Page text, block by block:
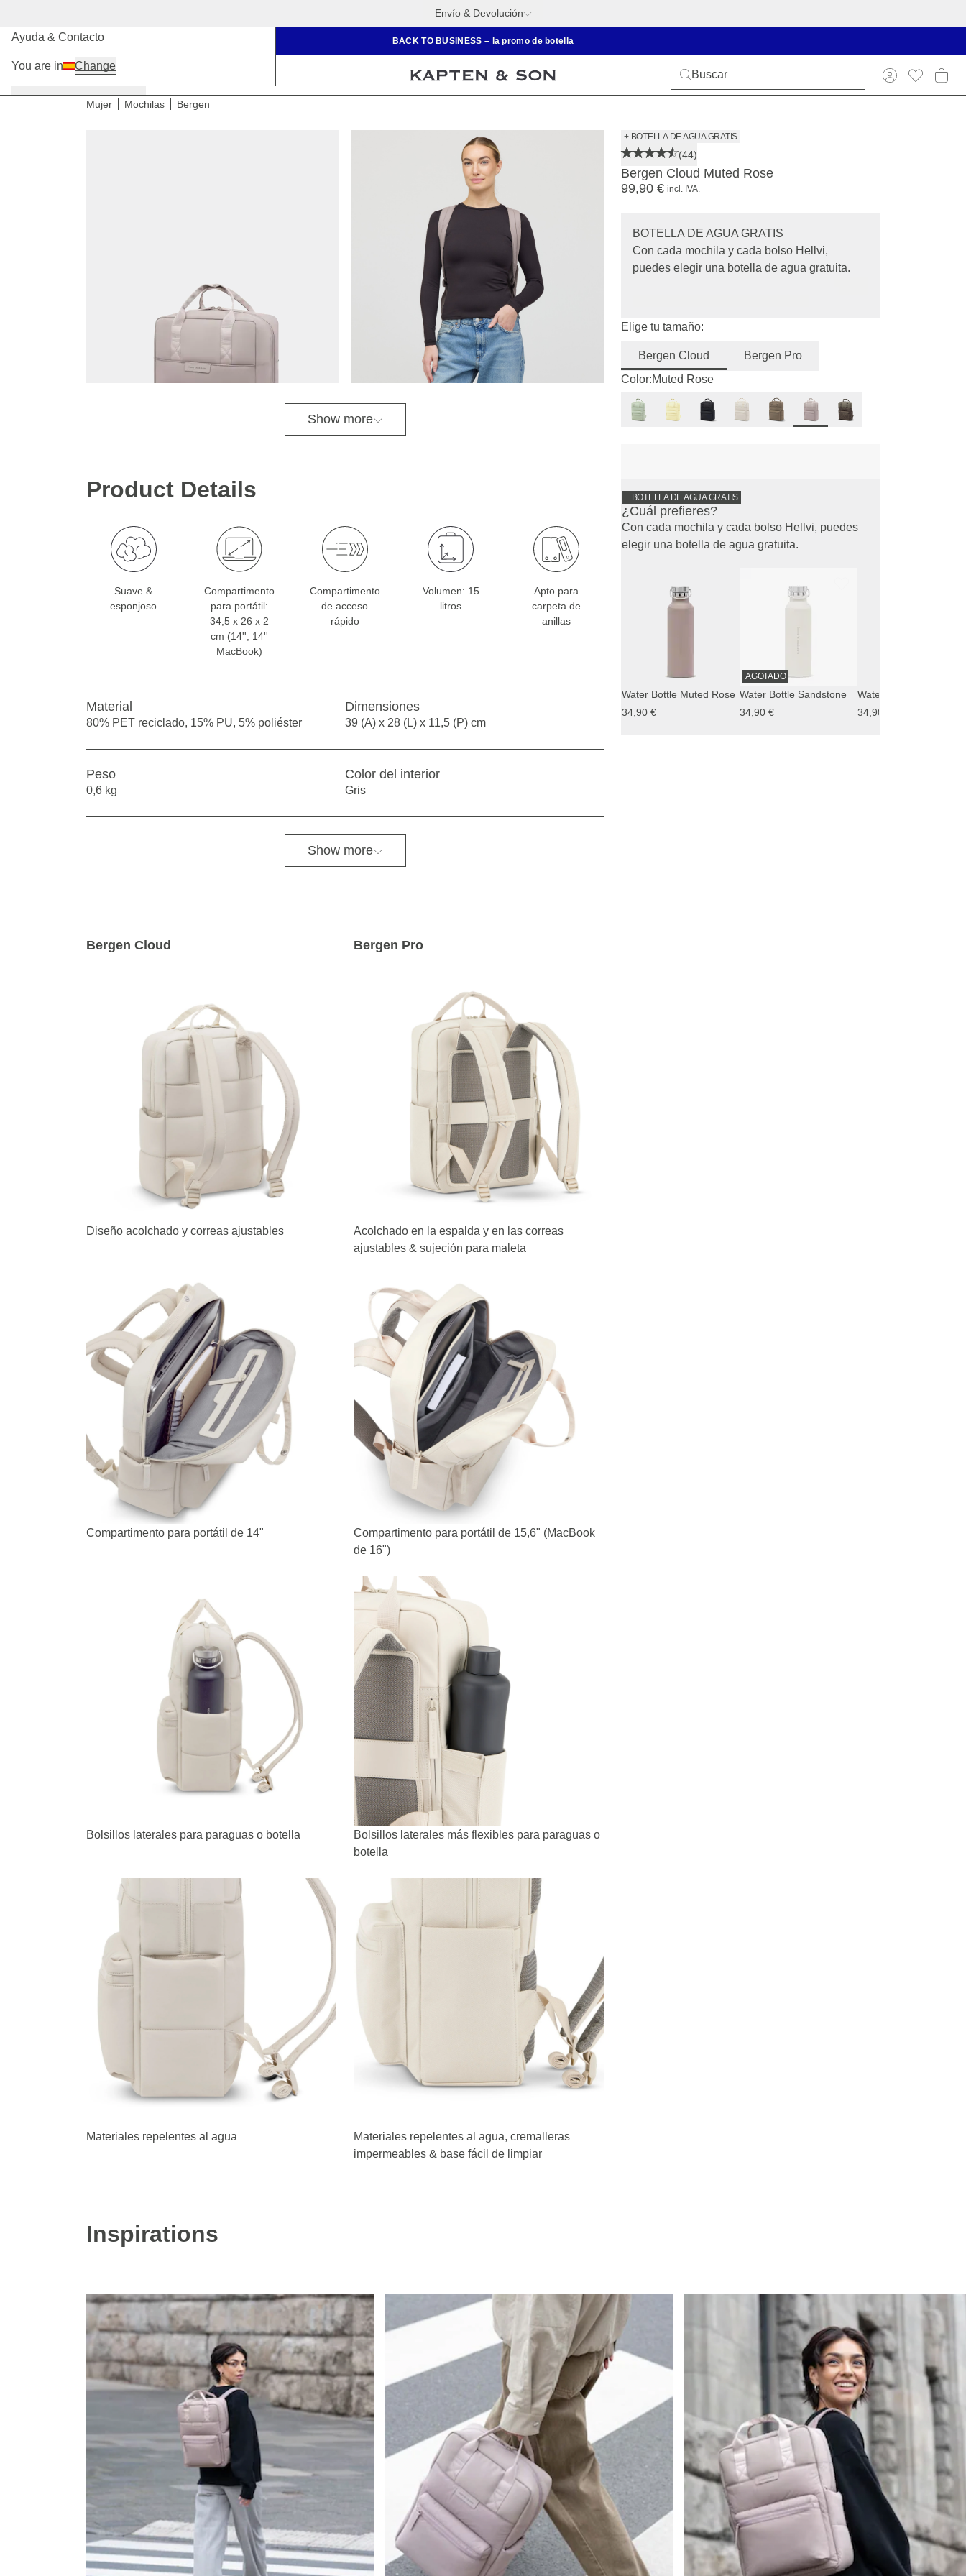
Envío & Devolución
BACK TO BUSINESS – la promo de botella
Hombre Niños
Ayuda & Contacto
You are in Change
Mujer Mochilas Bergen
Show more
+ BOTELLA DE AGUA GRATIS
(44)
Bergen Cloud Muted Rose
99,90 € incl. IVA.
BOTELLA DE AGUA GRATIS
Con cada mochila y cada bolso Hellvi,
puedes elegir una botella de agua gratuita.
Elige tu tamaño:
Bergen Cloud
Bergen Pro
Color:Muted Rose
+ BOTELLA DE AGUA GRATIS
¿Cuál prefieres?
Con cada mochila y cada bolso Hellvi, puedes
elegir una botella de agua gratuita.
Water Bottle Muted Rose
34,90 €
AGOTADO
Water Bottle Sandstone
34,90 €
34,90 €
Product Details
Suave &
esponjoso
Compartimento
para portátil:
34,5 x 26 x 2
cm (14'', 14''
MacBook)
Compartimento
de acceso
rápido
Volumen: 15
litros
Apto para
carpeta de
anillas
Material
80% PET reciclado, 15% PU, 5% poliéster
Dimensiones
39 (A) x 28 (L) x 11,5 (P) cm
Peso
0,6 kg
Color del interior
Gris
Show more
Bergen Cloud Bergen Pro
Diseño acolchado y correas ajustables
Acolchado en la espalda y en las correas
ajustables & sujeción para maleta
Compartimento para portátil de 14"
Compartimento para portátil de 15,6" (MacBook
de 16")
Bolsillos laterales para paraguas o botella
Bolsillos laterales más flexibles para paraguas o
botella
Materiales repelentes al agua
Materiales repelentes al agua, cremalleras
impermeables & base fácil de limpiar
Inspirations